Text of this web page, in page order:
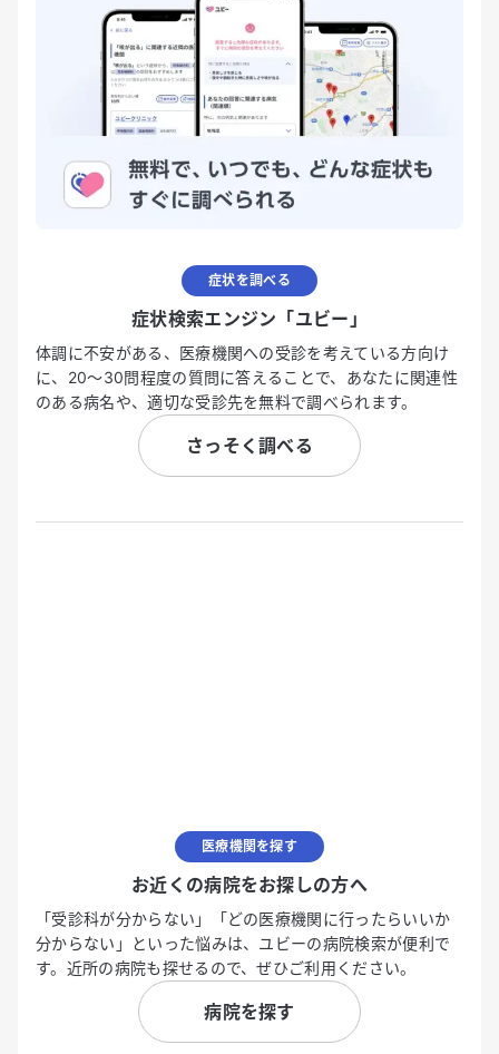
症状を調べる
症状検索エンジン「ユビー」
体調に不安がある、医療機関への受診を考えている方向け
に、20〜30問程度の質問に答えることで、あなたに関連性
のある病名や、適切な受診先を無料で調べられます。
さっそく調べる
医療機関を探す
お近くの病院をお探しの方へ
「受診科が分からない」「どの医療機関に行ったらいいか
分からない」といった悩みは、ユビーの病院検索が便利で
す。近所の病院も探せるので、ぜひご利用ください。
病院を探す